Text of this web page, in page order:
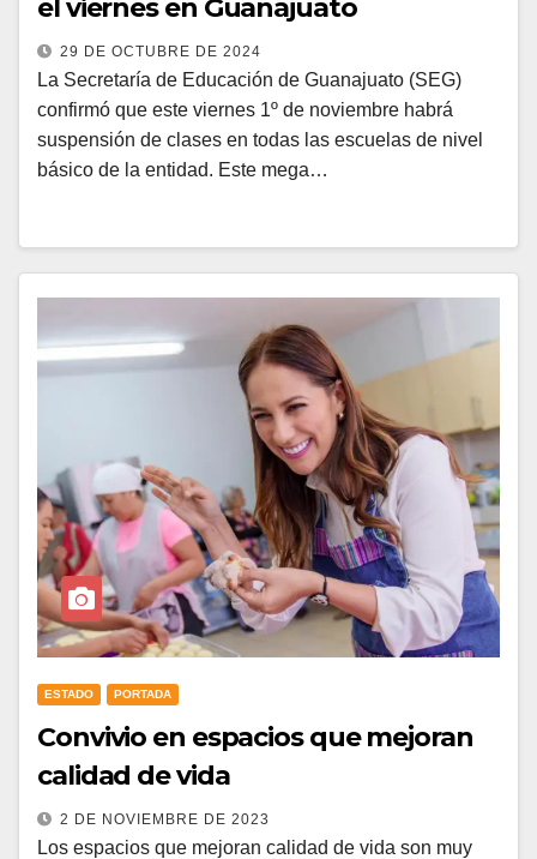
el viernes en Guanajuato
29 DE OCTUBRE DE 2024
La Secretaría de Educación de Guanajuato (SEG)
confirmó que este viernes 1º de noviembre habrá
suspensión de clases en todas las escuelas de nivel
básico de la entidad. Este mega…
ESTADO PORTADA
Convivio en espacios que mejoran
calidad de vida
2 DE NOVIEMBRE DE 2023
Los espacios que mejoran calidad de vida son muy